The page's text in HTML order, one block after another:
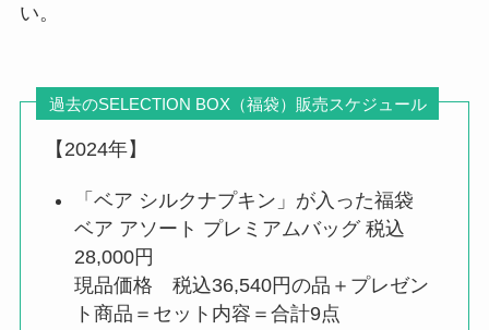
い。
過去のSELECTION BOX（福袋）販売スケジュール
【2024年】
「ベア シルクナプキン」が入った福袋
ベア アソート プレミアムバッグ 税込
28,000円
現品価格 税込36,540円の品＋プレゼン
ト商品＝セット内容＝合計9点